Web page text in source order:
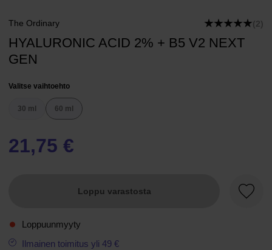
The Ordinary (2)
HYALURONIC ACID 2% + B5 V2 NEXT
GEN
Valitse vaihtoehto
30 ml 60 ml
21,75 €
Loppu varastosta
Loppuunmyyty
Ilmainen toimitus yli 49 €